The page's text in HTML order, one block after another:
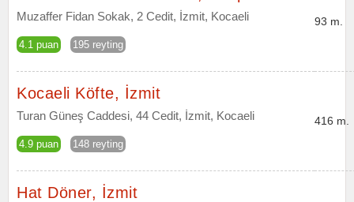
Muzaffer Fidan Sokak, 2 Cedit, İzmit, Kocaeli
4.1 puan 195 reyting
93 m.
Kocaeli Köfte, İzmit
Turan Güneş Caddesi, 44 Cedit, İzmit, Kocaeli
4.9 puan 148 reyting
416 m.
Hat Döner, İzmit